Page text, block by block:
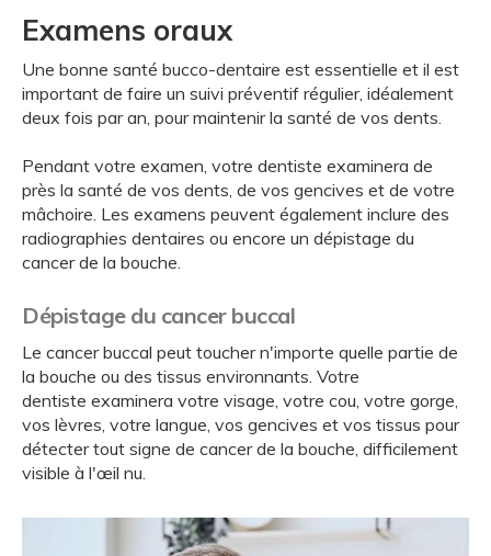
Examens oraux
Une bonne santé bucco-dentaire est essentielle et il est
important de faire un suivi préventif régulier, idéalement
deux fois par an, pour maintenir la santé de vos dents.
Pendant votre examen, votre dentiste examinera de
près la santé de vos dents, de vos gencives et de votre
mâchoire. Les examens peuvent également inclure des
radiographies dentaires ou encore un dépistage du
cancer de la bouche.
Dépistage du cancer buccal
Le cancer buccal peut toucher n'importe quelle partie de
la bouche ou des tissus environnants. Votre
dentiste examinera votre visage, votre cou, votre gorge,
vos lèvres, votre langue, vos gencives et vos tissus pour
détecter tout signe de cancer de la bouche, difficilement
visible à l'œil nu.